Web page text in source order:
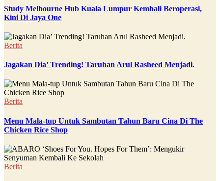
Study Melbourne Hub Kuala Lumpur Kembali Beroperasi,
Kini Di Jaya One
Berita
Jagakan Dia’ Trending! Taruhan Arul Rasheed Menjadi.
Berita
Menu Mala-tup Untuk Sambutan Tahun Baru Cina Di The
Chicken Rice Shop
Berita